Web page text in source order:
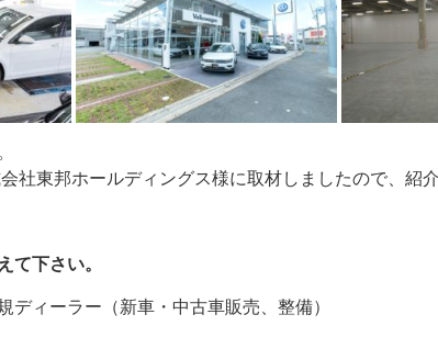
社東邦ホールディングス様に取材しましたので、紹
て下さい。
ディーラー（新車・中古車販売、整備）